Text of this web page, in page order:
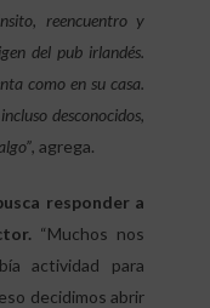
reencuentro y
del pub irlandés.
como en su casa.
desconocidos,
, agrega.
responder a
“Muchos nos
actividad para
decidimos abrir